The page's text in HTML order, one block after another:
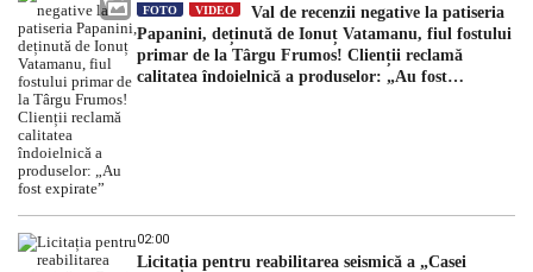
FOTO VIDEO
Val de recenzii negative la patiseria
Papanini, deținută de Ionuț Vatamanu, fiul fostului
primar de la Târgu Frumos! Clienții reclamă
calitatea îndoielnică a produselor: „Au fost
02:00
Licitația pentru reabilitarea seismică a „Casei